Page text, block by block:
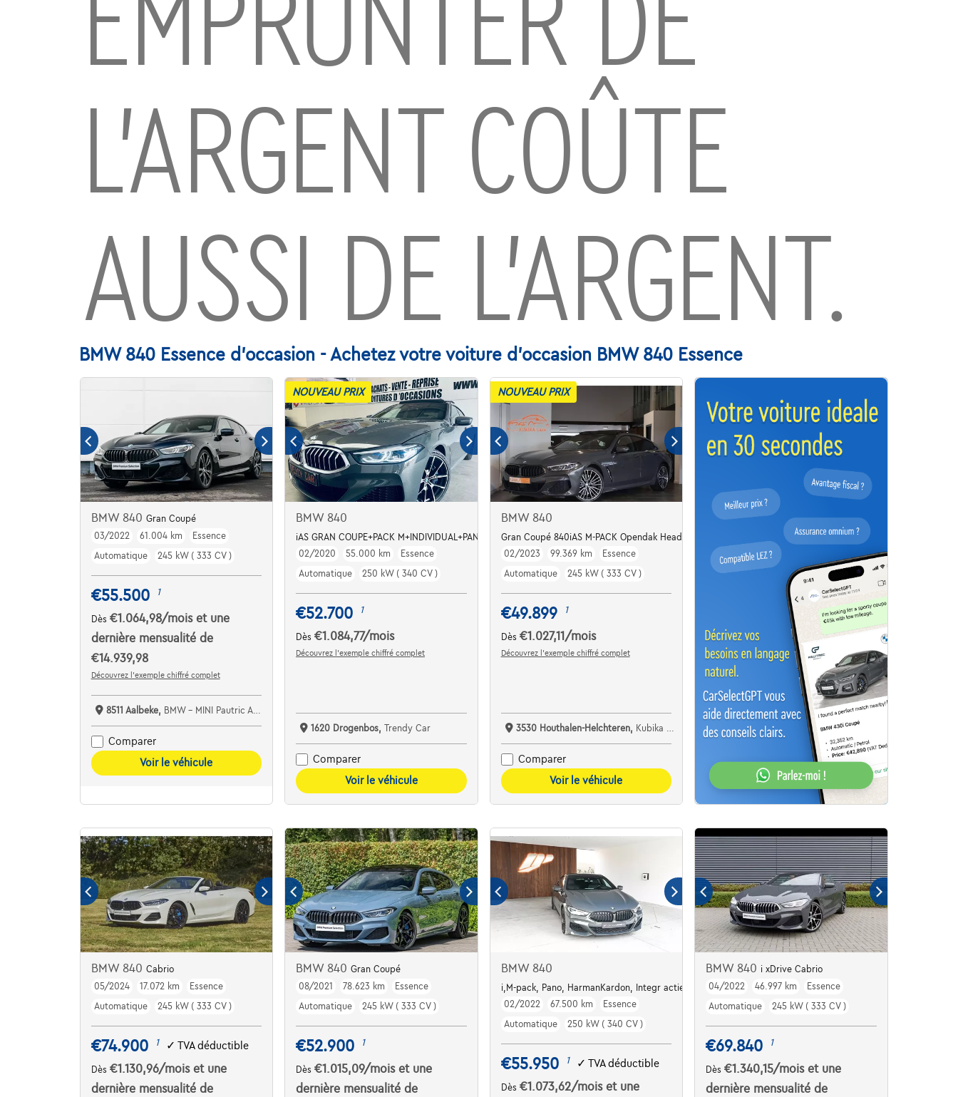
BMW 840 Essence d'occasion - Achetez votre voiture d'occasion BMW 840 Essence
L’ARGENT COÛTE
AUSSI DE L’ARGENT.
BMW 840 Gran Coupé
03/2022
61.004 km
Essence
Automatique
245 kW ( 333 CV )
€55.500 1
Dès €1.064,98/mois et une
dernière mensualité de
€14.939,98
Découvrez l’exemple chiffré complet
8511 Aalbeke, BMW - MINI Pautric Aalbeke
Comparer
Voir le véhicule
NOUVEAU PRIX
BMW 840
iAS GRAN COUPE+PACK M+INDIVIDUAL+PANO+HUD+GARANTIE
02/2020
55.000 km
Essence
Automatique
250 kW ( 340 CV )
€52.700 1
Dès€1.084,77/mois
Découvrez l’exemple chiffré complet
1620 Drogenbos,Trendy Car
Comparer
Voir le véhicule
NOUVEAU PRIX
BMW 840
Gran Coupé 840iAS M-PACK Opendak Head-up Garantie
02/2023
99.369 km
Essence
Automatique
245 kW ( 333 CV )
€49.899 1
Dès €1.027,11 /mois
Découvrez l’exemple chiffré complet
3530 Houthalen-Helchteren, Kubika Cars
Comparer
Voir le véhicule
BMW 840 Cabrio
05/2024
17.072 km
Essence
Automatique
245 kW ( 333 CV )
€74.900 1 ✓ TVA déductible
Dès €1.130,96/mois et une
dernière mensualité de
BMW 840Gran Coupé
08/2021
78.623 km
Essence
Automatique
245 kW ( 333 CV )
€52.900 1
Dès€1.015,09/moiset une
dernière mensualité de
BMW 840
i,M-pack, Pano, HarmanKardon, Integr actief stuur
02/2022
67.500 km
Essence
Automatique
250 kW ( 340 CV )
€55.950 1 ✓ TVA déductible
Dès €1.073,62/mois et une
BMW 840 i xDrive Cabrio
04/2022
46.997 km
Essence
Automatique
245 kW ( 333 CV )
€69.840 1
Dès€1.340,15/moiset une
dernière mensualité de